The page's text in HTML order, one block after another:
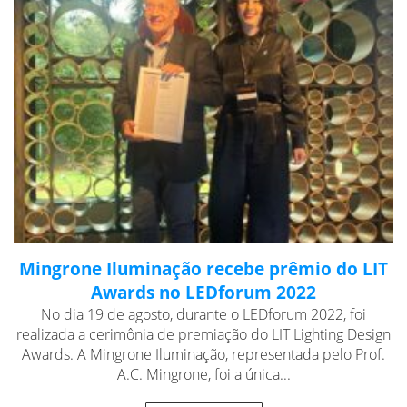
Mingrone Iluminação recebe prêmio do LIT
Awards no LEDforum 2022
No dia 19 de agosto, durante o LEDforum 2022, foi
realizada a cerimônia de premiação do LIT Lighting Design
Awards. A Mingrone Iluminação, representada pelo Prof.
A.C. Mingrone, foi a única...